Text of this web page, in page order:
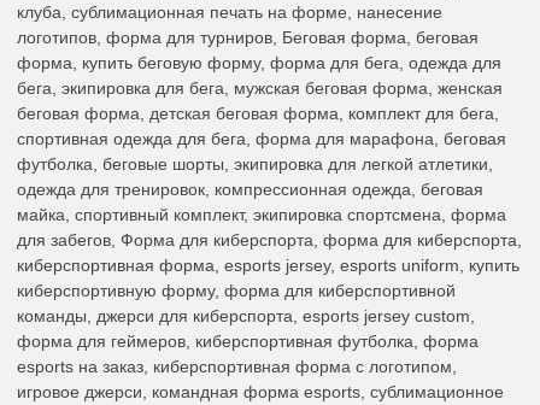
клуба, сублимационная печать на форме, нанесение
логотипов, форма для турниров, Беговая форма, беговая
форма, купить беговую форму, форма для бега, одежда для
бега, экипировка для бега, мужская беговая форма, женская
беговая форма, детская беговая форма, комплект для бега,
спортивная одежда для бега, форма для марафона, беговая
футболка, беговые шорты, экипировка для легкой атлетики,
одежда для тренировок, компрессионная одежда, беговая
майка, спортивный комплект, экипировка спортсмена, форма
для забегов, Форма для киберспорта, форма для киберспорта,
киберспортивная форма, esports jersey, esports uniform, купить
киберспортивную форму, форма для киберспортивной
команды, джерси для киберспорта, esports jersey custom,
форма для геймеров, киберспортивная футболка, форма
esports на заказ, киберспортивная форма с логотипом,
игровое джерси, командная форма esports, сублимационное